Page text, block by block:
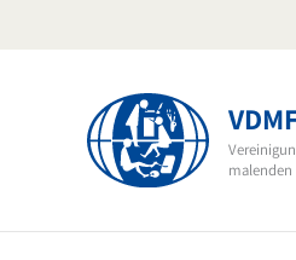
malenden